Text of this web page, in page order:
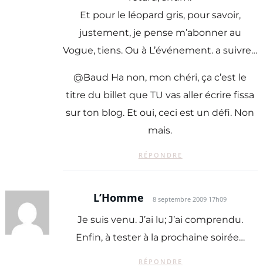
Et pour le léopard gris, pour savoir,
justement, je pense m’abonner au
Vogue, tiens. Ou à L’événement. a suivre…
@Baud Ha non, mon chéri, ça c’est le
titre du billet que TU vas aller écrire fissa
sur ton blog. Et oui, ceci est un défi. Non
mais.
RÉPONDRE
L’Homme 8 septembre 2009 17h09
Je suis venu. J’ai lu; J’ai comprendu.
Enfin, à tester à la prochaine soirée…
RÉPONDRE